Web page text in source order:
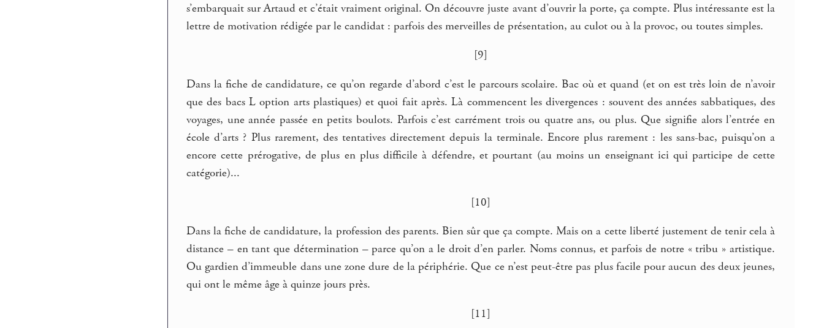
s’embarquait sur Artaud et c’était vraiment original. On découvre juste avant d’ouvrir la porte, ça compte. Plus intéressante est la
lettre de motivation rédigée par le candidat : parfois des merveilles de présentation, au culot ou à la provoc, ou toutes simples.
[9]
Dans la fiche de candidature, ce qu’on regarde d’abord c’est le parcours scolaire. Bac où et quand (et on est très loin de n’avoir
que des bacs L option arts plastiques) et quoi fait après. Là commencent les divergences : souvent des années sabbatiques, des
voyages, une année passée en petits boulots. Parfois c’est carrément trois ou quatre ans, ou plus. Que signifie alors l’entrée en
école d’arts ? Plus rarement, des tentatives directement depuis la terminale. Encore plus rarement : les sans-bac, puisqu’on a
encore cette prérogative, de plus en plus difficile à défendre, et pourtant (au moins un enseignant ici qui participe de cette
catégorie)...
[10]
Dans la fiche de candidature, la profession des parents. Bien sûr que ça compte. Mais on a cette liberté justement de tenir cela à
distance – en tant que détermination – parce qu’on a le droit d’en parler. Noms connus, et parfois de notre « tribu » artistique.
Ou gardien d’immeuble dans une zone dure de la périphérie. Que ce n’est peut-être pas plus facile pour aucun des deux jeunes,
qui ont le même âge à quinze jours près.
[11]